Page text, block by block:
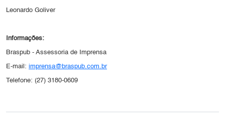
Leonardo Goliver
Informações:
Braspub - Assessoria de Imprensa
E-mail: imprensa@braspub.com.br
Telefone: (27) 3180-0609